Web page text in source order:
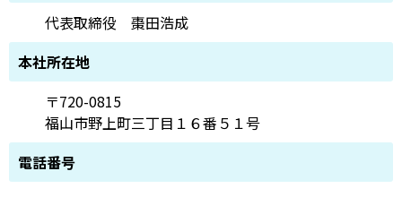
代表取締役 棗田浩成
本社所在地
〒720-0815
福山市野上町三丁目１６番５１号
電話番号